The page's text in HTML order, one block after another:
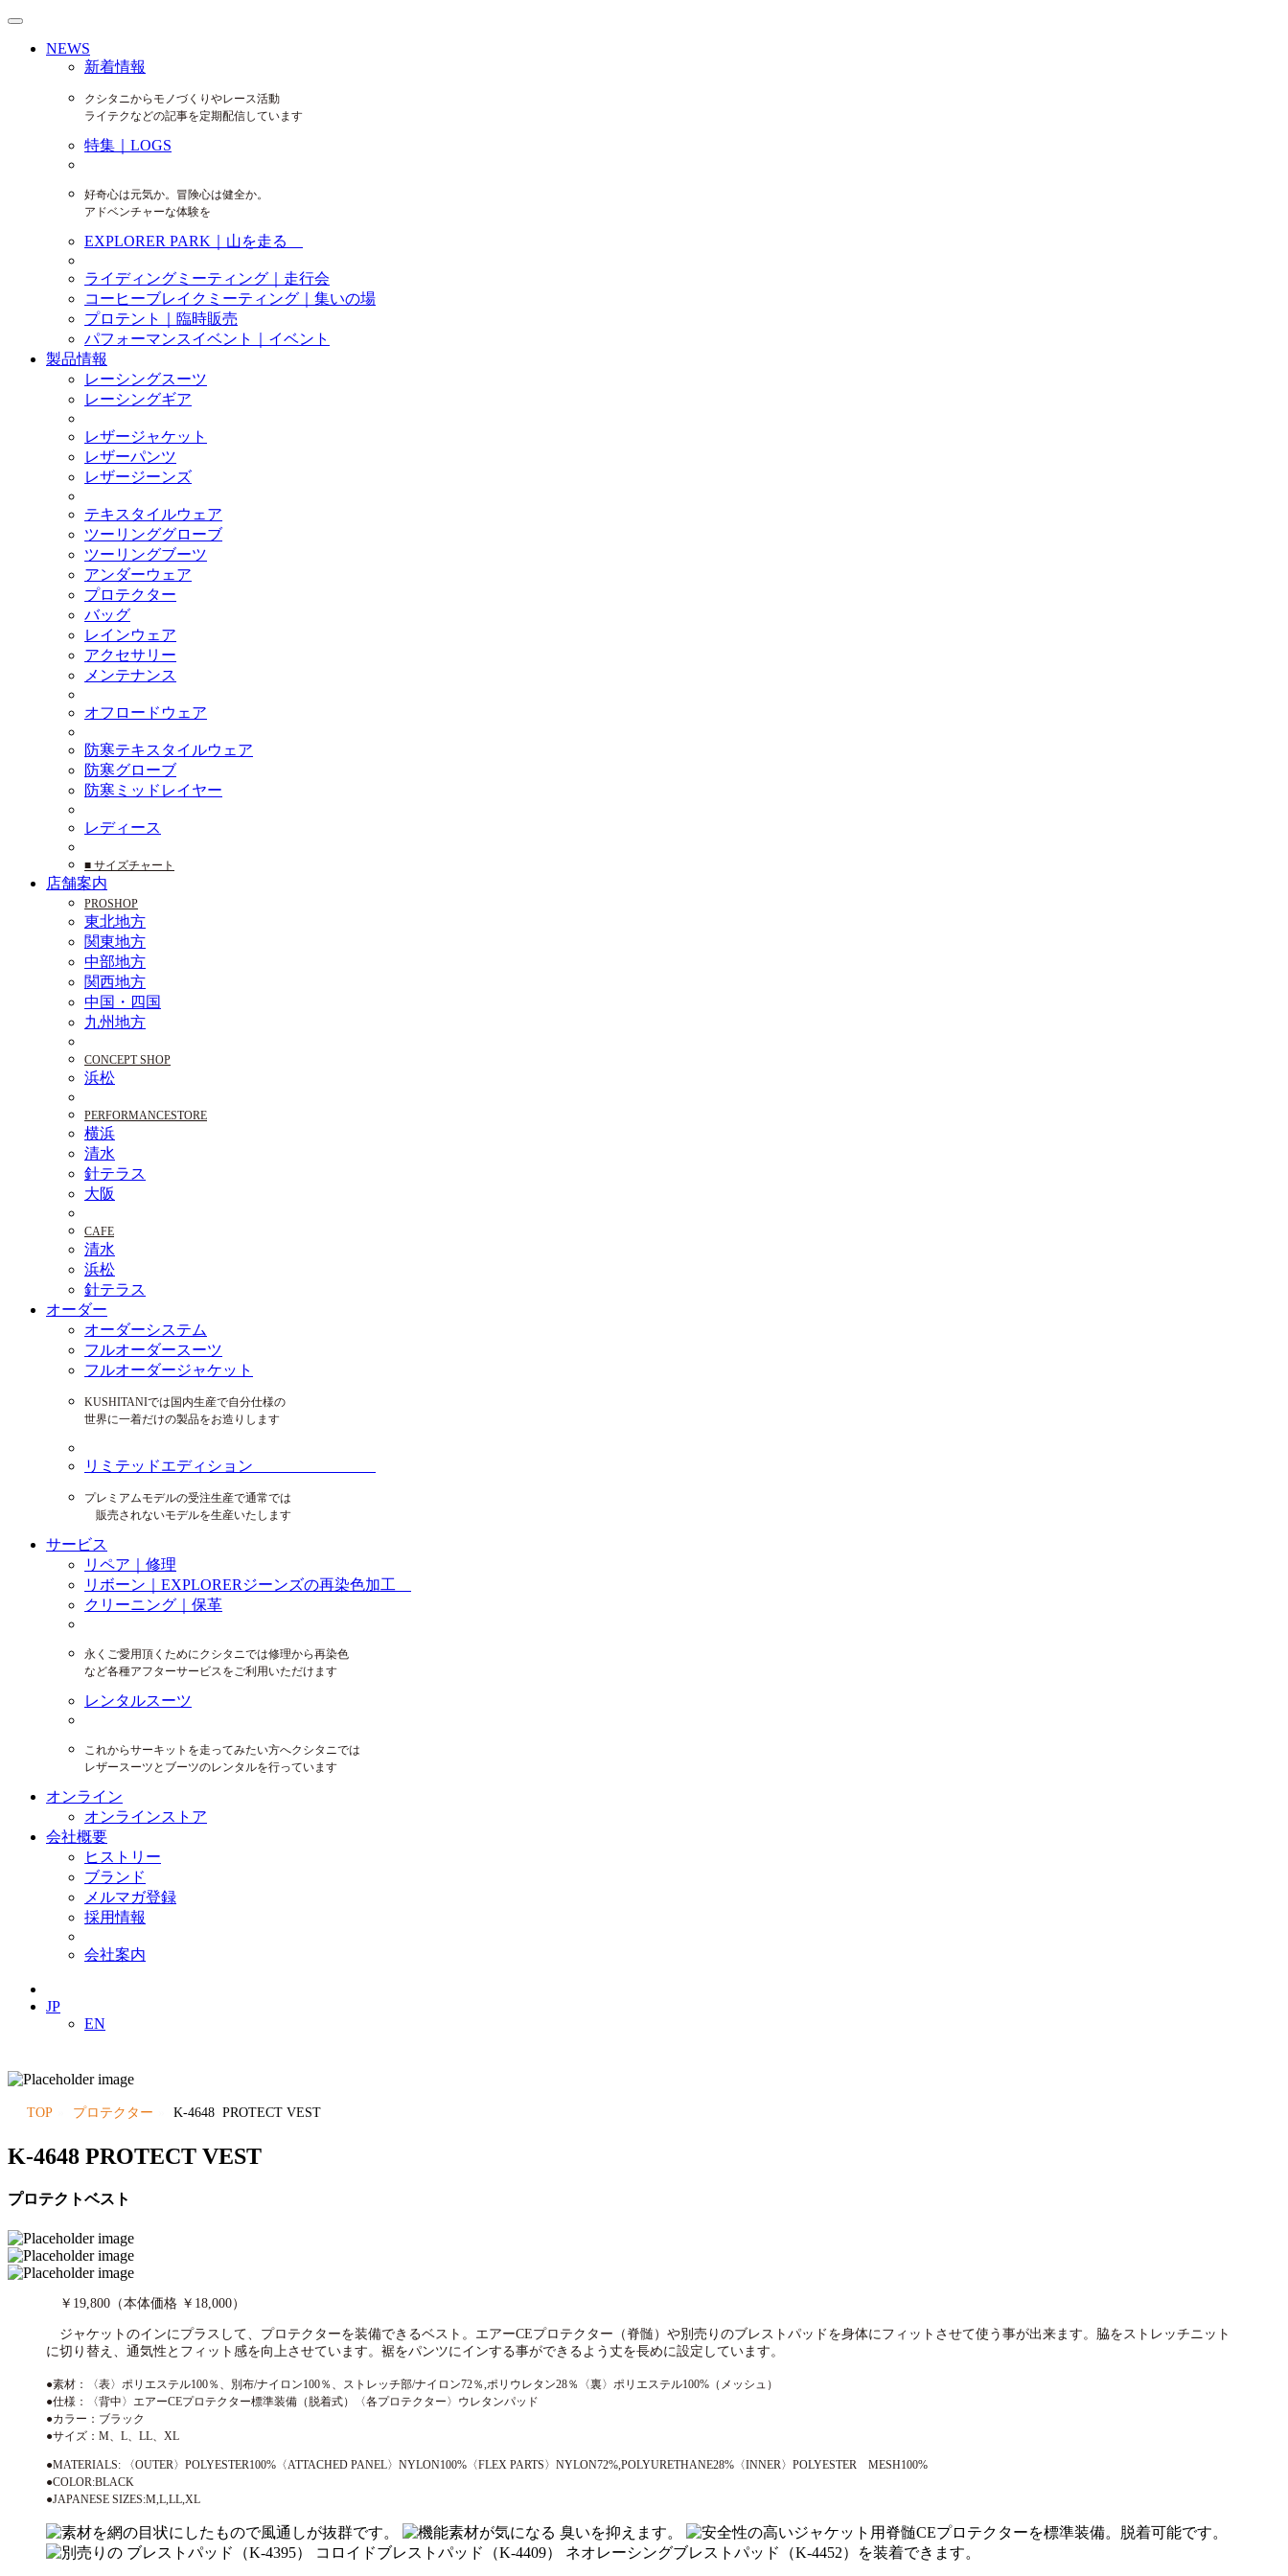
NEWS
新着情報
クシタニからモノづくりやレース活動
ライテクなどの記事を定期配信しています
特集｜LOGS
好奇心は元気か。冒険心は健全か。
アドベンチャーな体験を
EXPLORER PARK｜山を走る
ライディングミーティング｜走行会
コーヒーブレイクミーティング｜集いの場
プロテント｜臨時販売
パフォーマンスイベント｜イベント
製品情報
レーシングスーツ
レーシングギア
レザージャケット
レザーパンツ
レザージーンズ
テキスタイルウェア
ツーリンググローブ
ツーリングブーツ
アンダーウェア
プロテクター
バッグ
レインウェア
アクセサリー
メンテナンス
オフロードウェア
防寒テキスタイルウェア
防寒グローブ
防寒ミッドレイヤー
レディース
■ サイズチャート
店舗案内
PROSHOP
東北地方
関東地方
中部地方
関西地方
中国・四国
九州地方
CONCEPT SHOP
浜松
PERFORMANCESTORE
横浜
清水
針テラス
大阪
CAFE
清水
浜松
針テラス
オーダー
オーダーシステム
フルオーダースーツ
フルオーダージャケット
KUSHITANIでは国内生産で自分仕様の
世界に一着だけの製品をお造りします
リミテッドエディション
プレミアムモデルの受注生産で通常では
販売されないモデルを生産いたします
サービス
リペア｜修理
リボーン｜EXPLORERジーンズの再染色加工
クリーニング｜保革
永くご愛用頂くためにクシタニでは修理から再染色
など各種アフターサービスをご利用いただけます
レンタルスーツ
これからサーキットを走ってみたい方へクシタニでは
レザースーツとブーツのレンタルを行っています
オンライン
オンラインストア
会社概要
ヒストリー
ブランド
メルマガ登録
採用情報
会社案内
JP
EN
TOP プロテクター K-4648 PROTECT VEST
K-4648 PROTECT VEST
プロテクトベスト
￥19,800（本体価格 ￥18,000）
ジャケットのインにプラスして、プロテクターを装備できるベスト。エアーCEプロテクター（脊髄）や別売りのブレストパッドを身体にフィットさせて使う事が出来ます。脇をストレッチニット
に切り替え、通気性とフィット感を向上させています。裾をパンツにインする事ができるよう丈を長めに設定しています。
●素材：〈表〉ポリエステル100％、別布/ナイロン100％、ストレッチ部/ナイロン72％,ポリウレタン28％〈裏〉ポリエステル100%（メッシュ）
●仕様：〈背中〉エアーCEプロテクター標準装備（脱着式）〈各プロテクター〉ウレタンパッド
●カラー：ブラック
●サイズ：M、L、LL、XL
●MATERIALS: 〈OUTER〉POLYESTER100%〈ATTACHED PANEL〉NYLON100%〈FLEX PARTS〉NYLON72%,POLYURETHANE28%〈INNER〉POLYESTER MESH100%
●COLOR:BLACK
●JAPANESE SIZES:M,L,LL,XL